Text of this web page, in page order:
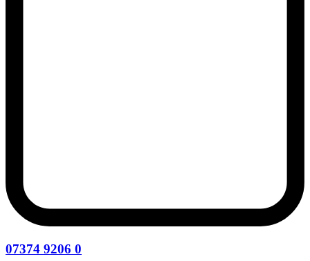
07374 9206 0